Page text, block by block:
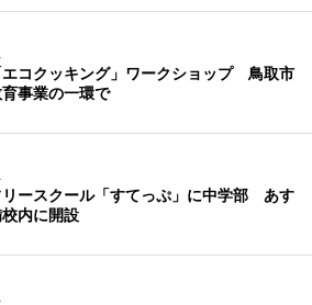
コクッキング」ワークショップ 鳥取市
事業の一環で
ースクール「すてっぷ」に中学部 あす
内に開設